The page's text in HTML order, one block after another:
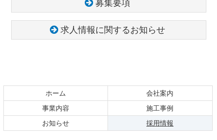
募集要項
求人情報に関するお知らせ
ン
ツ
の
先
ホーム
会社案内
事業内容
施工事例
お知らせ
採用情報